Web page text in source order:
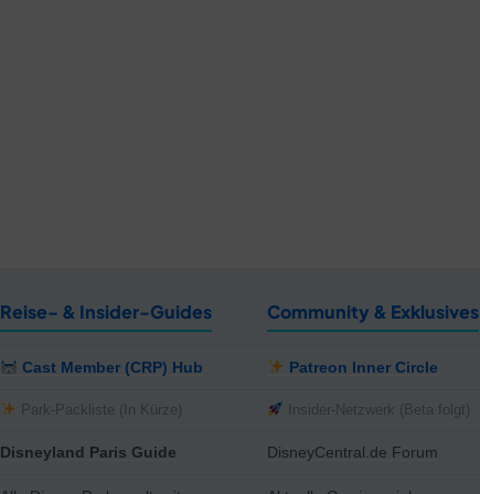
Reise- & Insider-Guides
Cast Member (CRP) Hub
Park-Packliste (In Kürze)
Disneyland Paris Guide
Community & Exklusives
Patreon Inner Circle
Insider-Netzwerk (Beta folgt)
DisneyCentral.de Forum